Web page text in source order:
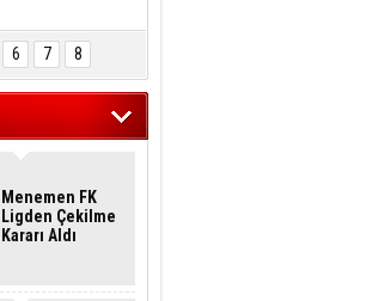
6 7 8
Menemen FK
Ligden Çekilme
Kararı Aldı